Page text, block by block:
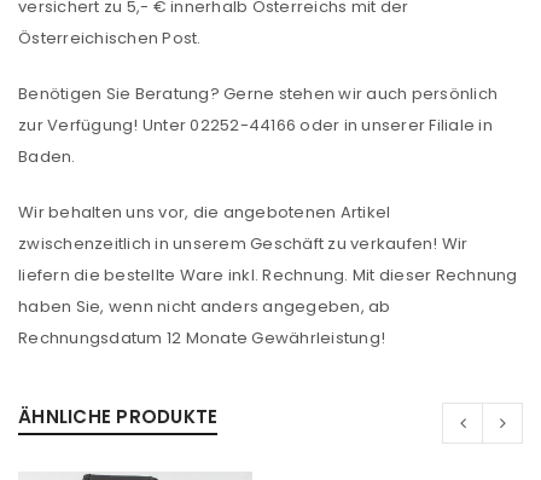
ANMELDEN
versichert zu 5,- € innerhalb Österreichs mit der
Österreichischen Post.
Benötigen Sie Beratung? Gerne stehen wir auch persönlich
zur Verfügung! Unter 02252-44166 oder in unserer Filiale in
Baden.
Wir behalten uns vor, die angebotenen Artikel
zwischenzeitlich in unserem Geschäft zu verkaufen! Wir
liefern die bestellte Ware inkl. Rechnung. Mit dieser Rechnung
haben Sie, wenn nicht anders angegeben, ab
Rechnungsdatum 12 Monate Gewährleistung!
ÄHNLICHE PRODUKTE